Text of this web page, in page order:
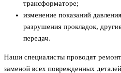
трансформаторе;
изменение показаний
разрушения прокладок,
передач.
Наши специалисты проводят
заменой всех поврежденных